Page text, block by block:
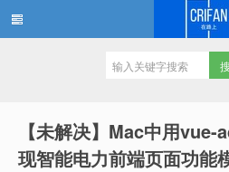
【未解决】Mac中用
现智能电力前端页面功能